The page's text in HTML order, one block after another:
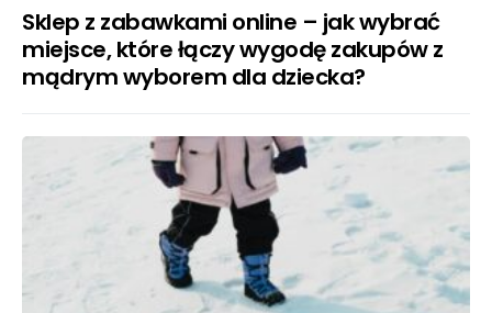
Sklep z zabawkami online – jak wybrać
miejsce, które łączy wygodę zakupów z
mądrym wyborem dla dziecka?